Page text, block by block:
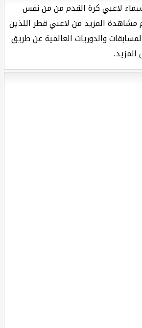
لاعبي كرة القدم من من نفس
مشاهدة المزيد من لاعبي قطر اللذين
والدوريات العالمية عن طريق